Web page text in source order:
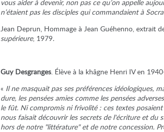
vous aider à devenir, non pas ce qu’on appelle
n’étaient pas les disciples qui commandaient à
Jean Deprun, Hommage à Jean Guéhenno, extrait
supérieure, 1979.
Guy Desgranges. Élève à la khâgne Henri IV en
« Il ne masquait pas ses préférences idéologiques,
dure, les pensées amies comme les pensées
le fût. Ni compromis ni frivolité : ces textes
nous faisait découvrir les secrets de l'écriture et du
hors de notre "littérature" et de notre concession.